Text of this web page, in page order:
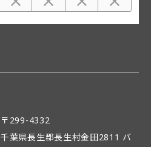
〒299-4332
千葉県長生郡長生村金田2811 バ